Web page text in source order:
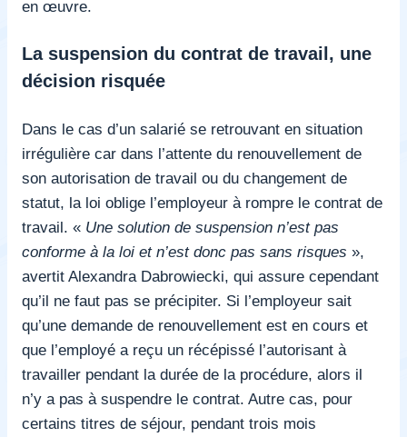
en œuvre.
La suspension du contrat de travail, une
décision risquée
Dans le cas d’un salarié se retrouvant en situation
irrégulière car dans l’attente du renouvellement de
son autorisation de travail ou du changement de
statut, la loi oblige l’employeur à rompre le contrat de
travail. « Une solution de suspension n’est pas
conforme à la loi et n’est donc pas sans risques »,
avertit Alexandra Dabrowiecki, qui assure cependant
qu’il ne faut pas se précipiter. Si l’employeur sait
qu’une demande de renouvellement est en cours et
que l’employé a reçu un récépissé l’autorisant à
travailler pendant la durée de la procédure, alors il
n’y a pas à suspendre le contrat. Autre cas, pour
certains titres de séjour, pendant trois mois